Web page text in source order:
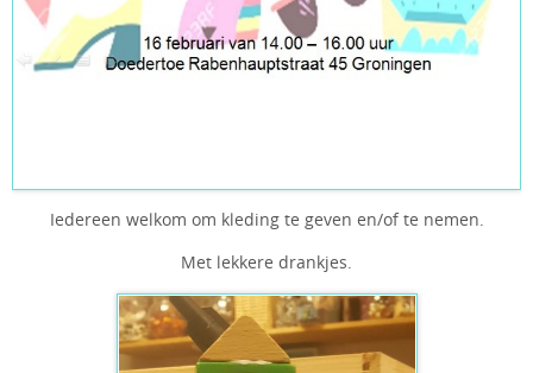
Iedereen welkom om kleding te geven en/of te nemen.
Met lekkere drankjes.